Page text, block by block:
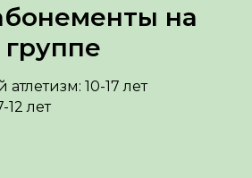
на
группе
10-17 лет
12 лет